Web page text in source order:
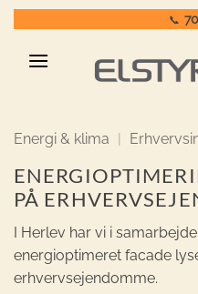
Fortsæt
indhold
📞
Energi & klima |
PÅ
I Herlev har vi i
energioptimeret facade
erhvervsejendomme.